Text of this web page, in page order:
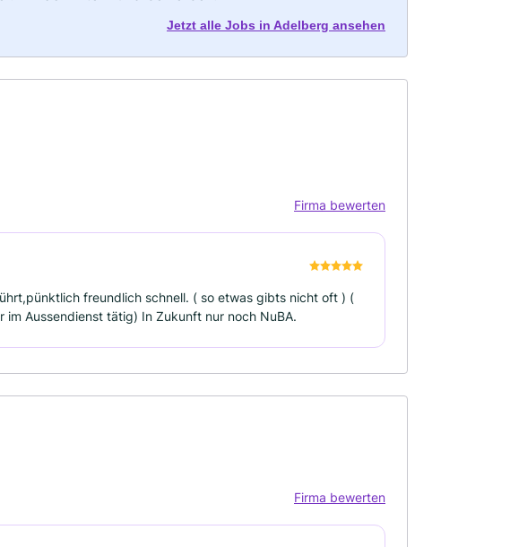
Jetzt alle Jobs in Adelberg ansehen
Firma bewerten
freundlich schnell. ( so etwas gibts nicht oft ) (
im Aussendienst tätig) In Zukunft nur noch NuBA.
Firma bewerten